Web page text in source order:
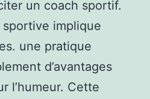
un coach sportif.
implique
une pratique
d’avantages
l’humeur. Cette